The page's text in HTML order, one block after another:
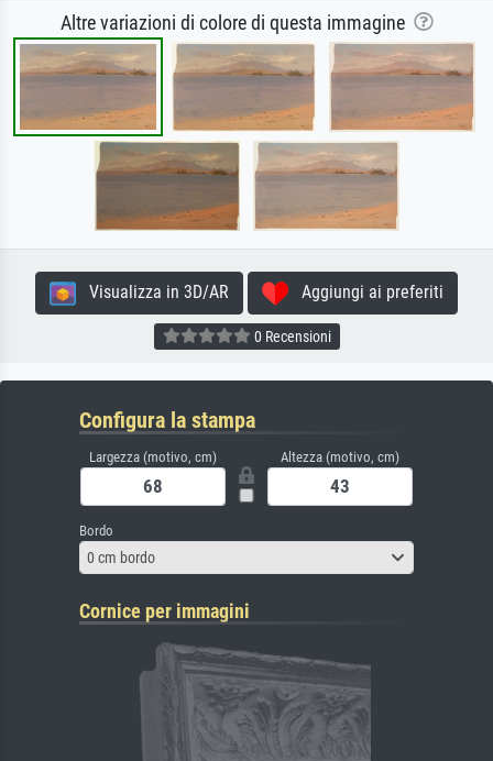
Altre variazioni di colore di questa immagine
Visualizza in 3D/AR Aggiungi ai preferiti
0 Recensioni
Configura la stampa
Largezza (motivo, cm) Altezza (motivo, cm)
Bordo
0 cm bordo
Cornice per immagini